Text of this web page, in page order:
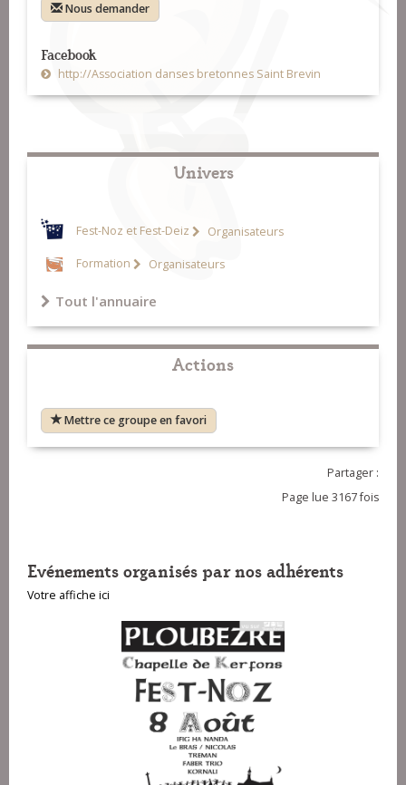
Nous demander
Facebook
http://Association danses bretonnes Saint Brevin
Univers
Fest-Noz et Fest-Deiz Organisateurs
Formation Organisateurs
Tout l'annuaire
Actions
Mettre ce groupe en favori
Partager :
Page lue 3167 fois
Evénements organisés par nos adhérents
Votre affiche ici